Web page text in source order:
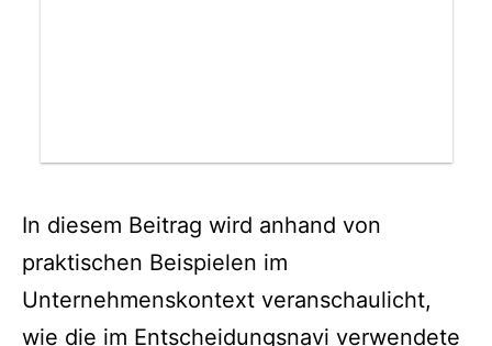
In diesem Beitrag wird anhand von
praktischen Beispielen im
Unternehmenskontext veranschaulicht,
wie die im Entscheidungsnavi verwendete